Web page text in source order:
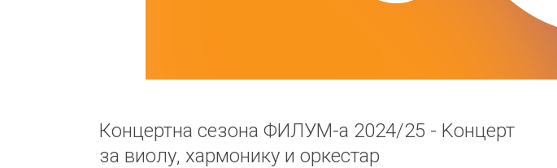
Концертна сезона ФИЛУМ-а 2024/25 - Kонцерт
за виолу, хармонику и оркестар